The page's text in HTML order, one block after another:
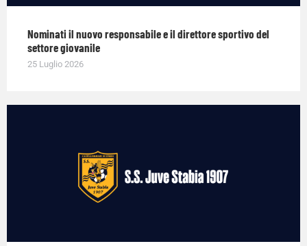
Nominati il nuovo responsabile e il direttore sportivo del
settore giovanile
25 Luglio 2026